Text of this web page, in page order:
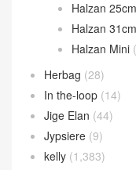
Halzan 25cm
Halzan 31cm
Halzan Mini
Herbag (28)
In the-loop (14)
Jige Elan (44)
Jypsiere (9)
kelly (1,383)